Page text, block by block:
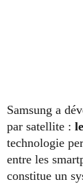
Samsung a
par satellite :
technologie
entre les
constitue un